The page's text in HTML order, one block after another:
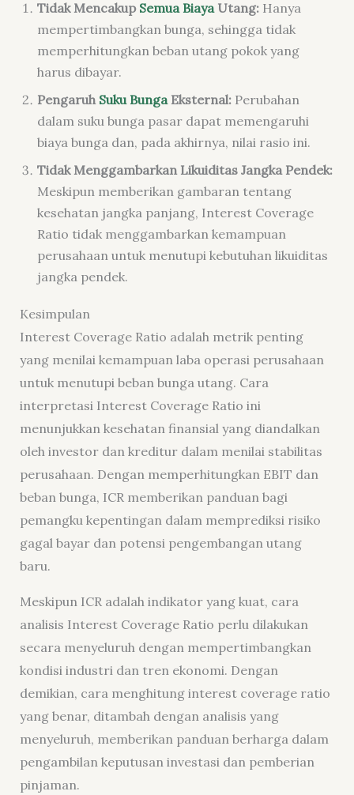
Tidak Mencakup Semua BiayaUtang:Hanya
mempertimbangkan bunga, sehingga tidak
memperhitungkan beban utang pokok yang
harus dibayar.
Pengaruh Suku BungaEksternal:Perubahan
dalam suku bunga pasar dapat memengaruhi
biaya bunga dan, pada akhirnya, nilai rasio ini.
Tidak Menggambarkan Likuiditas Jangka Pendek:
Meskipun memberikan gambaran tentang
kesehatan jangka panjang, Interest Coverage
Ratio tidak menggambarkan kemampuan
perusahaan untuk menutupi kebutuhan likuiditas
jangka pendek.
Kesimpulan
Interest Coverage Ratio adalah metrik penting
yang menilai kemampuan laba operasi perusahaan
untuk menutupi beban bunga utang. Cara
interpretasi Interest Coverage Ratio ini
menunjukkan kesehatan finansial yang diandalkan
oleh investor dan kreditur dalam menilai stabilitas
perusahaan. Dengan memperhitungkan EBIT dan
beban bunga, ICR memberikan panduan bagi
pemangku kepentingan dalam memprediksi risiko
gagal bayar dan potensi pengembangan utang
baru.
Meskipun ICR adalah indikator yang kuat, cara
analisis Interest Coverage Ratio perlu dilakukan
secara menyeluruh dengan mempertimbangkan
kondisi industri dan tren ekonomi. Dengan
demikian, cara menghitung interest coverage ratio
yang benar, ditambah dengan analisis yang
menyeluruh, memberikan panduan berharga dalam
pengambilan keputusan investasi dan pemberian
pinjaman.